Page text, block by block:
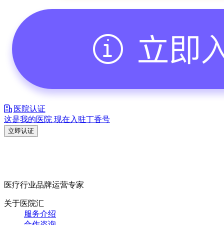
医院认证
这是我的医院 现在入驻丁香号
立即认证
医疗行业品牌运营专家
关于医院汇
服务介绍